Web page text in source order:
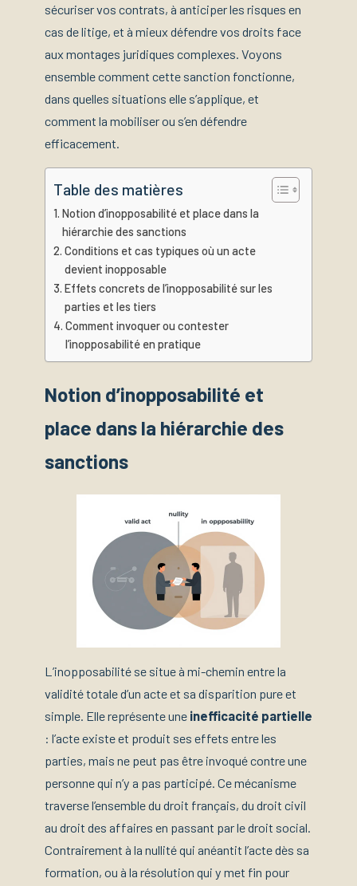
sécuriser vos contrats, à anticiper les risques en
cas de litige, et à mieux défendre vos droits face
aux montages juridiques complexes. Voyons
ensemble comment cette sanction fonctionne,
dans quelles situations elle s’applique, et
comment la mobiliser ou s’en défendre
efficacement.
Table des matières
Notion d’inopposabilité et place dans la
hiérarchie des sanctions
Conditions et cas typiques où un acte
devient inopposable
Effets concrets de l’inopposabilité sur les
parties et les tiers
Comment invoquer ou contester
l’inopposabilité en pratique
Notion d’inopposabilité et
place dans la hiérarchie des
sanctions
L’inopposabilité se situe à mi-chemin entre la
validité totale d’un acte et sa disparition pure et
simple. Elle représente une inefficacité partielle
: l’acte existe et produit ses effets entre les
parties, mais ne peut pas être invoqué contre une
personne qui n’y a pas participé. Ce mécanisme
traverse l’ensemble du droit français, du droit civil
au droit des affaires en passant par le droit social.
Contrairement à la nullité qui anéantit l’acte dès sa
formation, ou à la résolution qui y met fin pour